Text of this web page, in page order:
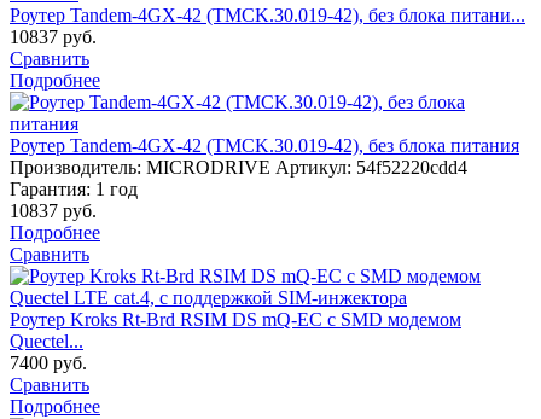
Роутер Tandem-4GХ-42 (TMCK.30.019-42), без блока питани...
10837 руб.
Сравнить
Подробнее
Роутер Tandem-4GХ-42 (TMCK.30.019-42), без блока питания
Производитель: MICRODRIVE Артикул: 54f52220cdd4
Гарантия: 1 год
10837 руб.
Подробнее
Сравнить
Роутер Kroks Rt-Brd RSIM DS mQ-EC с SMD модемом
Quectel...
7400 руб.
Сравнить
Подробнее